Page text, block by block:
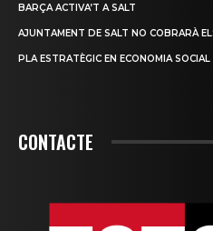
BARÇA ACTIVA’T A SALT
AJUNTAMENT DE SALT NO COBRARÀ
PLA ESTRATÈGIC EN ECONOMIA
CONTACTE